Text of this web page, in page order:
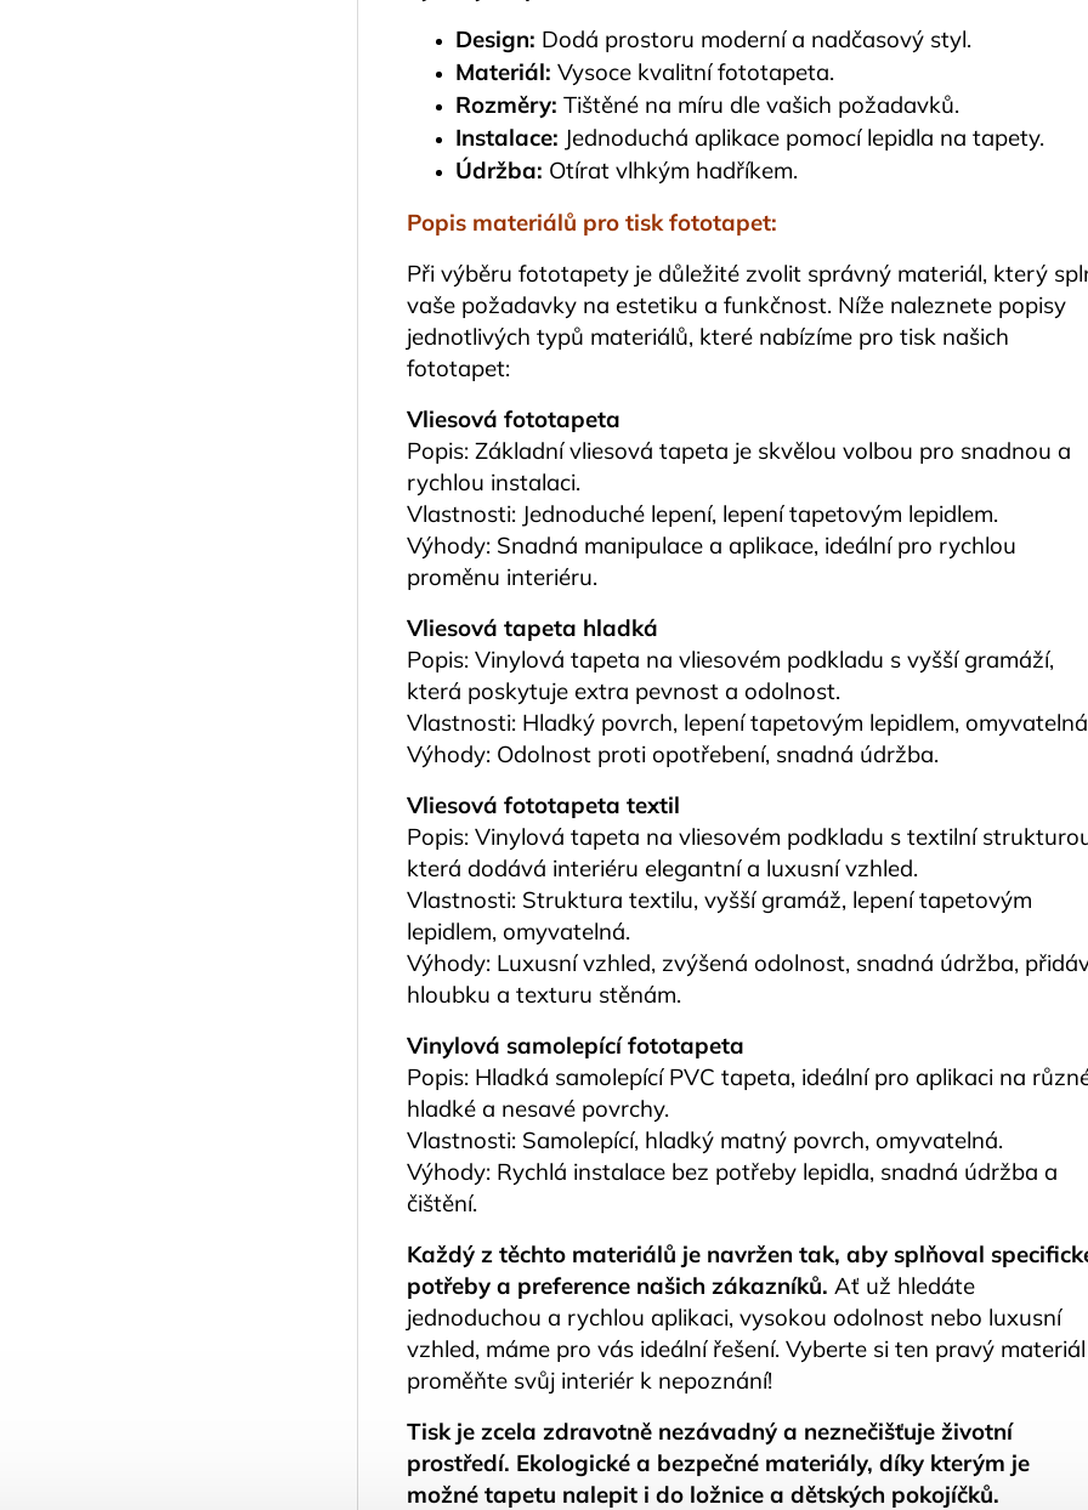
Design: Dodá prostoru moderní a nadčasový styl.
Materiál: Vysoce kvalitní fototapeta.
Rozměry: Tištěné na míru dle vašich požadavků.
Instalace: Jednoduchá aplikace pomocí lepidla na tapety.
Údržba: Otírat vlhkým hadříkem.
Popis materiálů pro tisk fototapet:
Při výběru fototapety je důležité zvolit správný materiál, který
vaše požadavky na estetiku a funkčnost. Níže naleznete popisy
jednotlivých typů materiálů, které nabízíme pro tisk našich
fototapet:
Vliesová fototapeta
Popis: Základní vliesová tapeta je skvělou volbou pro snadnou a
rychlou instalaci.
Vlastnosti: Jednoduché lepení, lepení tapetovým lepidlem.
Výhody: Snadná manipulace a aplikace, ideální pro rychlou
proměnu interiéru.
Vliesová tapeta hladká
Popis: Vinylová tapeta na vliesovém podkladu s vyšší gramáží,
která poskytuje extra pevnost a odolnost.
Vlastnosti: Hladký povrch, lepení tapetovým lepidlem,
Výhody: Odolnost proti opotřebení, snadná údržba.
Vliesová fototapeta textil
Popis: Vinylová tapeta na vliesovém podkladu s textilní
která dodává interiéru elegantní a luxusní vzhled.
Vlastnosti: Struktura textilu, vyšší gramáž, lepení tapetovým
lepidlem, omyvatelná.
Výhody: Luxusní vzhled, zvýšená odolnost, snadná údržba,
hloubku a texturu stěnám.
Vinylová samolepící fototapeta
Popis: Hladká samolepící PVC tapeta, ideální pro aplikaci na
hladké a nesavé povrchy.
Vlastnosti: Samolepící, hladký matný povrch, omyvatelná.
Výhody: Rychlá instalace bez potřeby lepidla, snadná údržba a
čištění.
Každý z těchto materiálů je navržen tak, aby splňoval
potřeby a preference našich zákazníků. Ať už hledáte
jednoduchou a rychlou aplikaci, vysokou odolnost nebo luxusní
vzhled, máme pro vás ideální řešení. Vyberte si ten pravý
proměňte svůj interiér k nepoznání!
Tisk je zcela zdravotně nezávadný a neznečišťuje životní
prostředí. Ekologické a bezpečné materiály, díky kterým je
možné tapetu nalepit i do ložnice a dětských pokojíčků.